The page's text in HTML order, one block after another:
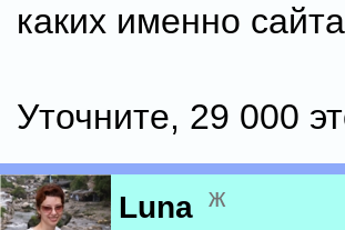
каких именно
Уточните, 29 000
Luna ж